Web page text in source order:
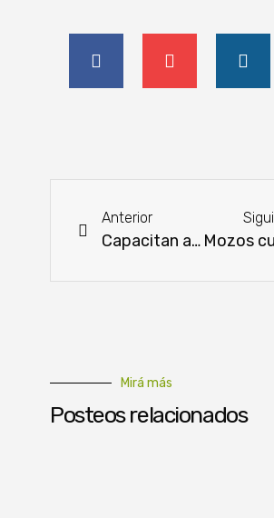
Anterior
Capacitan a reclusas en la preparación de cafés
Mirá más
Posteos relacionados